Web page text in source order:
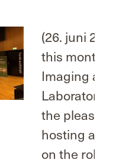
(26. juni 2026)
this month,
Imaging and
Laboratory
the pleasure of
hosting a
on the role of